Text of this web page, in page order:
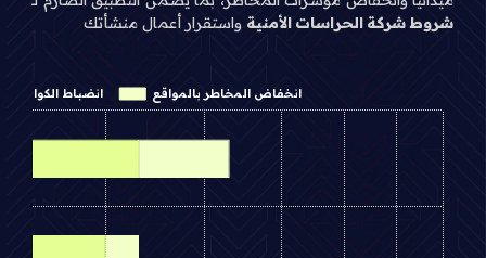
شروط شركة الحراسات الأمنية واستقرار أعمال منشأتك